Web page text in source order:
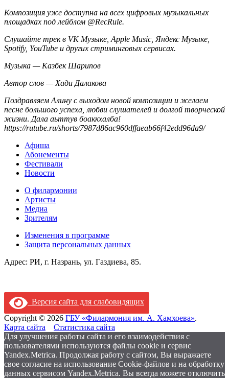
Композиция уже доступна на всех цифровых музыкальных
площадках под лейблом @RecRule.
Слушайте трек в VK Музыке, Apple Music, Яндекс Музыке,
Spotify, YouTube и других стриминговых сервисах.
Музыка — Казбек Шарипов
Автор слов — Хади Далакова
Поздравляем Алину с выходом новой композиции и желаем
песне большого успеха, любви слушателей и долгой творческой
жизни. Дала аьттув боаккхалба!
https://rutube.ru/shorts/7987d86ac960dffaeab66f42edd96da9/
Афиша
Абонементы
Фестивали
Новости
О филармонии
Артисты
Медиа
Зрителям
Изменения в программе
Защита персональных данных
Адрес: РИ, г. Назрань, ул. Газдиева, 85.
Версия сайта для слабовидящих
Copyright © 2026 ГБУ «Филармония им. А. Хамхоева».
Карта сайта
Статистика сайта
Для улучшения работы сайта и его взаимодействия с
пользователями используются файлы cookie и сервис
Yandex.Metrica. Продолжая работу с сайтом, Вы выражаете
свое согласие на использование Cookie-файлов и на обработку
данных сервисом Yandex.Metrica. Вы всегда можете отключить